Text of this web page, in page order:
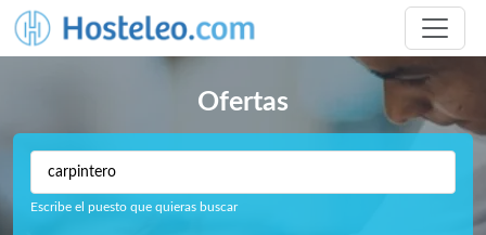
Ofertas
Escribe el puesto que quieras buscar